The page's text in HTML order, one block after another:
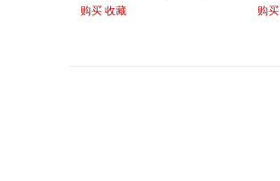
2%
购买 收藏
购买